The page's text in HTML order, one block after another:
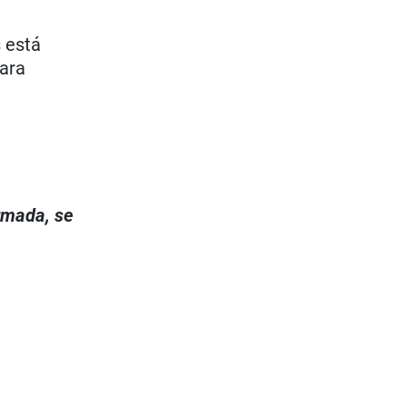
está
se